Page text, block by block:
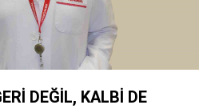
DEĞİL, KALBİ DE